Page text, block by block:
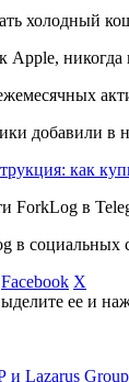
холодный
Apple,
добавили в
как
ForkLog в
в социальных
Facebook X
ее и
и Lazarus Group